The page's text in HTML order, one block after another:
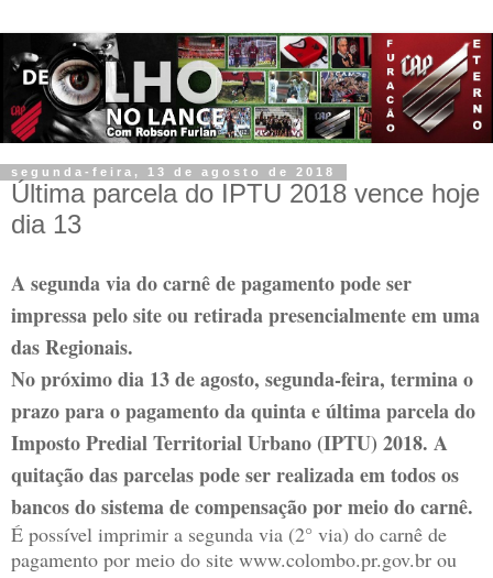
segunda-feira, 13 de agosto de 2018
Última parcela do IPTU 2018 vence hoje
dia 13
A segunda via do carnê de pagamento pode ser
impressa pelo site ou retirada presencialmente em uma
das Regionais.
No próximo dia 13 de agosto, segunda-feira, termina o
prazo para o pagamento da quinta e última parcela do
Imposto Predial Territorial Urbano (IPTU) 2018. A
quitação das parcelas pode ser realizada em todos os
bancos do sistema de compensação por meio do carnê.
É possível imprimir a segunda via (2° via) do carnê de
pagamento por meio do site www.colombo.pr.gov.br ou